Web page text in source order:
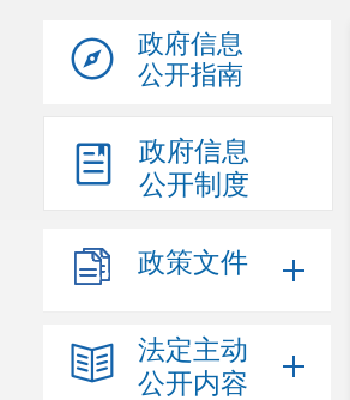
政府信息
公开指南
政府信息
公开制度
政策文件
法定主动
公开内容